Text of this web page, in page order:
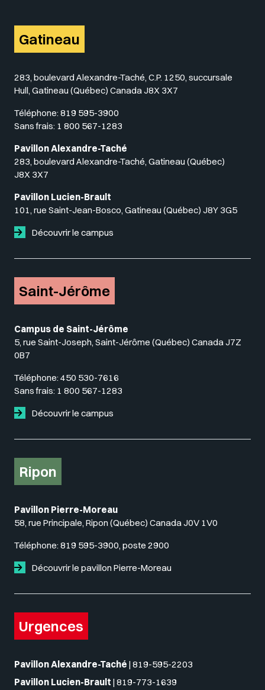
Gatineau
283, boulevard Alexandre-Taché, C.P. 1250, succursale
Hull, Gatineau (Québec) Canada J8X 3X7
Téléphone: 819 595-3900
Sans frais: 1 800 567-1283
Pavillon Alexandre-Taché
283, boulevard Alexandre-Taché, Gatineau (Québec)
J8X 3X7
Pavillon Lucien-Brault
101, rue Saint-Jean-Bosco, Gatineau (Québec) J8Y 3G5
Découvrir le campus
Saint-Jérôme
Campus de Saint-Jérôme
5, rue Saint-Joseph, Saint-Jérôme (Québec) Canada J7Z
0B7
Téléphone: 450 530-7616
Sans frais: 1 800 567-1283
Découvrir le campus
Ripon
Pavillon Pierre-Moreau
58, rue Principale, Ripon (Québec) Canada J0V 1V0
Téléphone: 819 595-3900, poste 2900
Découvrir le pavillon Pierre-Moreau
Urgences
Pavillon Alexandre-Taché | 819-595-2203
Pavillon Lucien-Brault | 819-773-1639